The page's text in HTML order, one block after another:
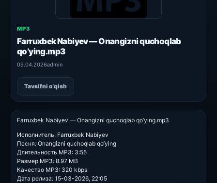
MP3
Farruxbek Nabiyev — Onangizni quchoqlab
qo’ying.mp3
09.04.2026admin
Tavsifni o‘qish
Farruxbek Nabiyev — Onangizni quchoqlab qo’ying.mp3
Исполнитель: Farruxbek Nabiyev
Песня: Onangizni quchoqlab qo’ying
Длительность MP3: 3:55
Размер MP3: 8.97 MB
Качество MP3: 320 kbps
Дата релиза: 15-03-2026, 22:05